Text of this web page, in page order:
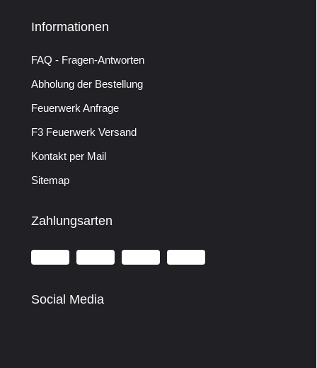
Informationen
FAQ - Fragen-Antworten
Abholung der Bestellung
Feuerwerk Anfrage
F3 Feuerwerk Versand
Kontakt per Mail
Sitemap
Zahlungsarten
Social Media